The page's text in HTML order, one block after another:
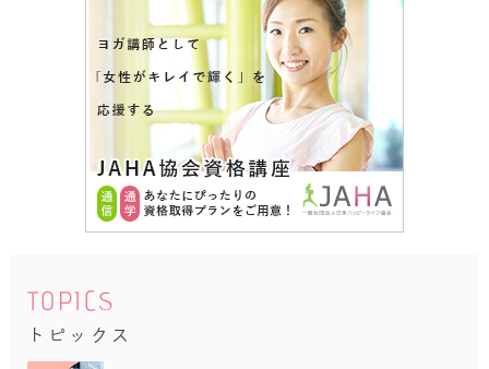
TOPICS
トピックス